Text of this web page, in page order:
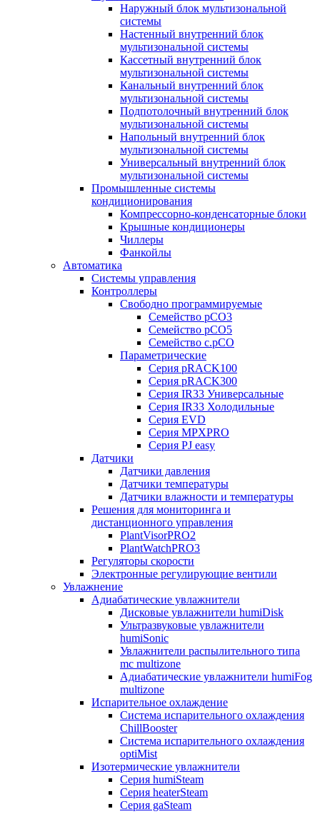
Наружный блок мультизональной
системы
Настенный внутренний блок
мультизональной системы
Кассетный внутренний блок
мультизональной системы
Канальный внутренний блок
мультизональной системы
Подпотолочный внутренний блок
мультизональной системы
Напольный внутренний блок
мультизональной системы
Универсальный внутренний блок
мультизональной системы
Промышленные системы
кондиционирования
Компрессорно-конденсаторные блоки
Крышные кондиционеры
Чиллеры
Фанкойлы
Автоматика
Системы управления
Контроллеры
Свободно программируемые
Семейство pCO3
Семейство pCO5
Семейство c.pCO
Параметрические
Серия pRACK100
Серия pRACK300
Серия IR33 Универсальные
Серия IR33 Холодильные
Серия EVD
Серия MPXPRO
Серия PJ easy
Датчики
Датчики давления
Датчики температуры
Датчики влажности и температуры
Решения для мониторинга и
дистанционного управления
PlantVisorPRO2
PlantWatchPRO3
Регуляторы скорости
Электронные регулирующие вентили
Увлажнение
Адиабатические увлажнители
Дисковые увлажнители humiDisk
Ультразвуковые увлажнители
humiSonic
Увлажнители распылительного типа
mc multizone
Адиабатические увлажнители humiFog
multizone
Испарительное охлаждение
Система испарительного охлаждения
ChillBooster
Система испарительного охлаждения
optiMist
Изотермические увлажнители
Серия humiSteam
Серия heaterSteam
Серия gaSteam